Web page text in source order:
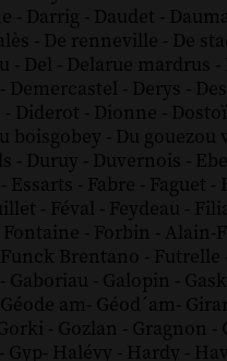
- Darrig - Daudet -
- De renneville - De
- Del - Delarue mardrus -
- Demercastel - Derys -
- Diderot - Dionne -
boisgobey - Du gouezou
- Duruy - Duvernois -
- Essarts - Fabre - Faguet -
- Féval - Feydeau -
Fontaine - Forbin - Alain-
Funck Brentano - Futrelle
- Gaboriau - Galopin -
Géode am- Géod´am-
- Gozlan - Gragnon -
- Gyp- Halévy - Hardy -